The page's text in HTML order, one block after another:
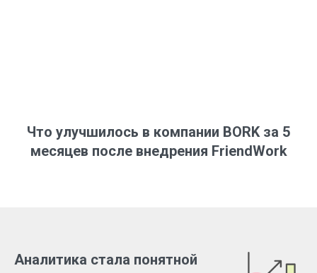
Что улучшилось в компании BORK за 5
месяцев после внедрения FriendWork
Аналитика стала понятной